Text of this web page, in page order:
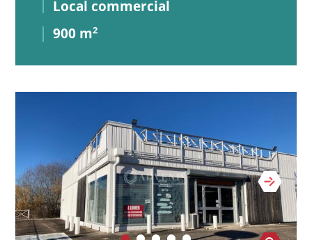
Local commercial
900 m2